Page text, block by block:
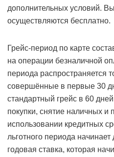
дополнительных условий.
осуществляются бесплатно.
Грейс-период по карте
на операции безналичной
периода распространяется
совершённые в первые 30
стандартный грейс в 60
покупки, снятие наличных и
использовании кредитных
льготного периода
годовая ставка, которая